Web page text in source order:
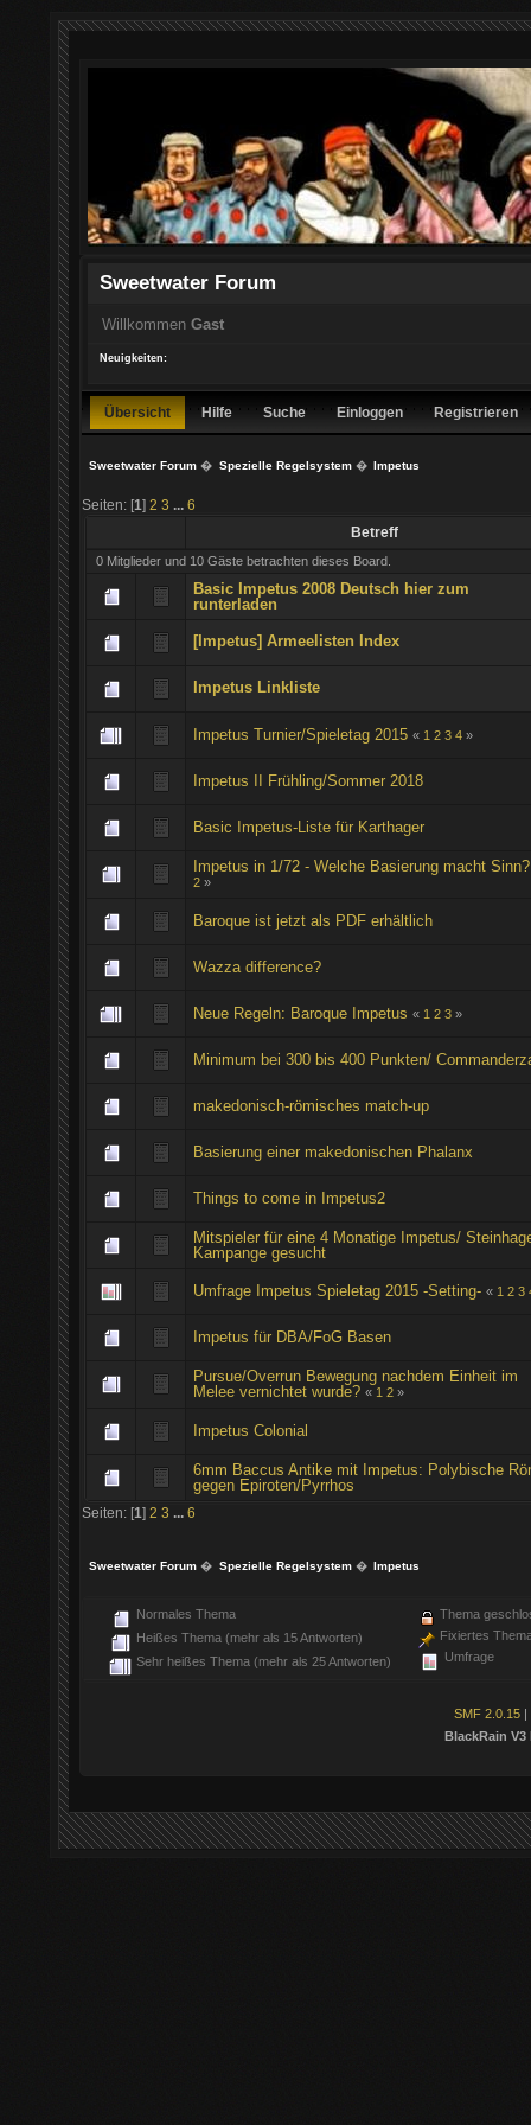
Sweetwater Forum
Willkommen Gast
Neuigkeiten:
Übersicht Hilfe Suche Einloggen Registrieren
Sweetwater Forum � Spezielle Regelsystem� Impetus
Seiten: [1] 2 3
6
Betreff
0 Mitglieder und 10 Gäste betrachten dieses Board.
Basic Impetus 2008 Deutsch hier zum
runterladen
[Impetus] Armeelisten Index
Impetus Linkliste
Impetus Turnier/Spieletag 2015 « 1 2 3 4 »
Impetus II Frühling/Sommer 2018
Basic Impetus-Liste für Karthager
Impetus in 1/72 - Welche Basierung macht Sinn?
2 »
Baroque ist jetzt als PDF erhältlich
Wazza difference?
Neue Regeln: Baroque Impetus « 1 2 3 »
Minimum bei 300 bis 400 Punkten/
makedonisch-römisches match-up
Basierung einer makedonischen Phalanx
Things to come in Impetus2
Mitspieler für eine 4 Monatige Impetus/
Kampange gesucht
Umfrage Impetus Spieletag 2015 -Setting- « 1 2 3
Impetus für DBA/FoG Basen
Pursue/Overrun Bewegung nachdem Einheit im
Melee vernichtet wurde? « 1 2 »
Impetus Colonial
6mm Baccus Antike mit Impetus: Polybische
gegen Epiroten/Pyrrhos
Seiten: [1] 2 3 6
Sweetwater Forum � Spezielle Regelsystem� Impetus
Normales Thema
Heißes Thema (mehr als 15 Antworten)
Sehr heißes Thema (mehr als 25 Antworten)
Thema
Fixiertes
Umfrage
SMF 2.0.15 |
BlackRain V3